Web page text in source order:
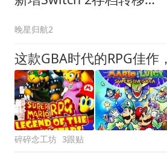
晚星归航2
碎碎念工坊 3跟贴